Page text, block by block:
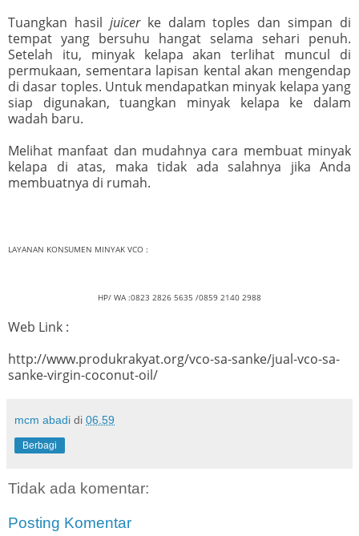
Tuangkan hasil juicerke dalam toples dan simpan di
tempat yang bersuhu hangat selama sehari penuh.
Setelah itu, minyak kelapa akan terlihat muncul di
permukaan, sementara lapisan kental akan mengendap
di dasar toples. Untuk mendapatkan minyak kelapa yang
siap digunakan, tuangkan minyak kelapa ke dalam
wadah baru.
Melihat manfaat dan mudahnya cara membuat minyak
kelapa di atas, maka tidak ada salahnya jika Anda
membuatnya di rumah.
LAYANAN KONSUMEN MINYAK VCO :
HP/ WA :0823 2826 5635 /0859 2140 2988
Web Link :
http://www.produkrakyat.org/vco-sa-sanke/jual-vco-sa-
sanke-virgin-coconut-oil/
mcm abadi di 06.59
Berbagi
Tidak ada komentar:
Posting Komentar